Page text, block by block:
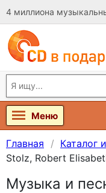
4 миллиона
Меню
Главная Каталог
Stolz, Robert
Музыка и